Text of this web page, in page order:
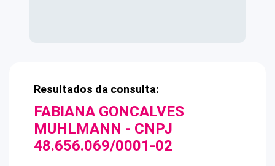
Resultados da consulta:
FABIANA GONCALVES
MUHLMANN - CNPJ
48.656.069/0001-02